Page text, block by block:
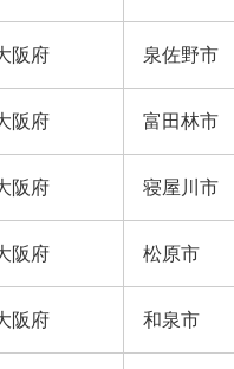
阪府 泉佐野市
阪府 富田林市
阪府 寝屋川市
阪府 松原市
阪府 和泉市